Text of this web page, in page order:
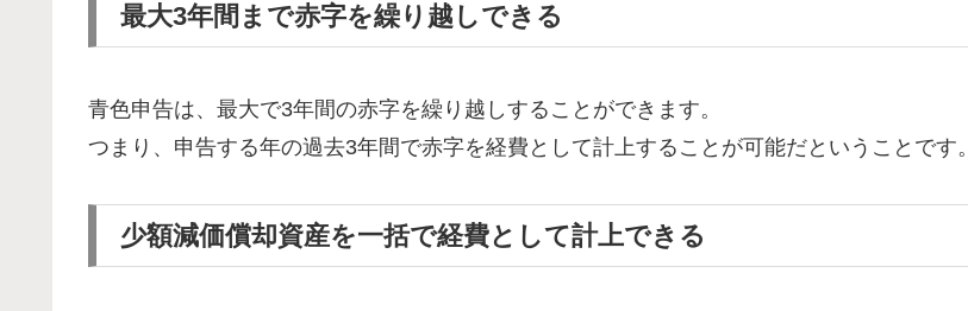
最大3年間まで赤字を繰り越しできる
青色申告は、最大で3年間の赤字を繰り越しすることができます。
つまり、申告する年の過去3年間で赤字を経費として計上することが可能だということです。
少額減価償却資産を一括で経費として計上できる